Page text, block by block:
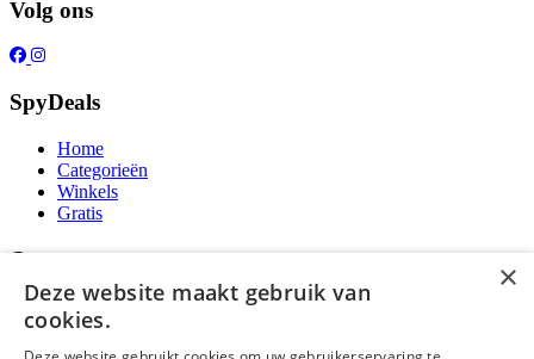
Volg ons
SpyDeals
Home
Categorieën
Winkels
Gratis
Over ons
Over ons
Contact
Publicatieregels
×
Deze website maakt gebruik van
cookies.